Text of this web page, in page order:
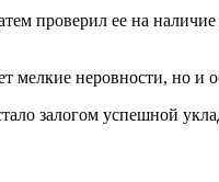
проверил ее на
неровности, но и
залогом успешной